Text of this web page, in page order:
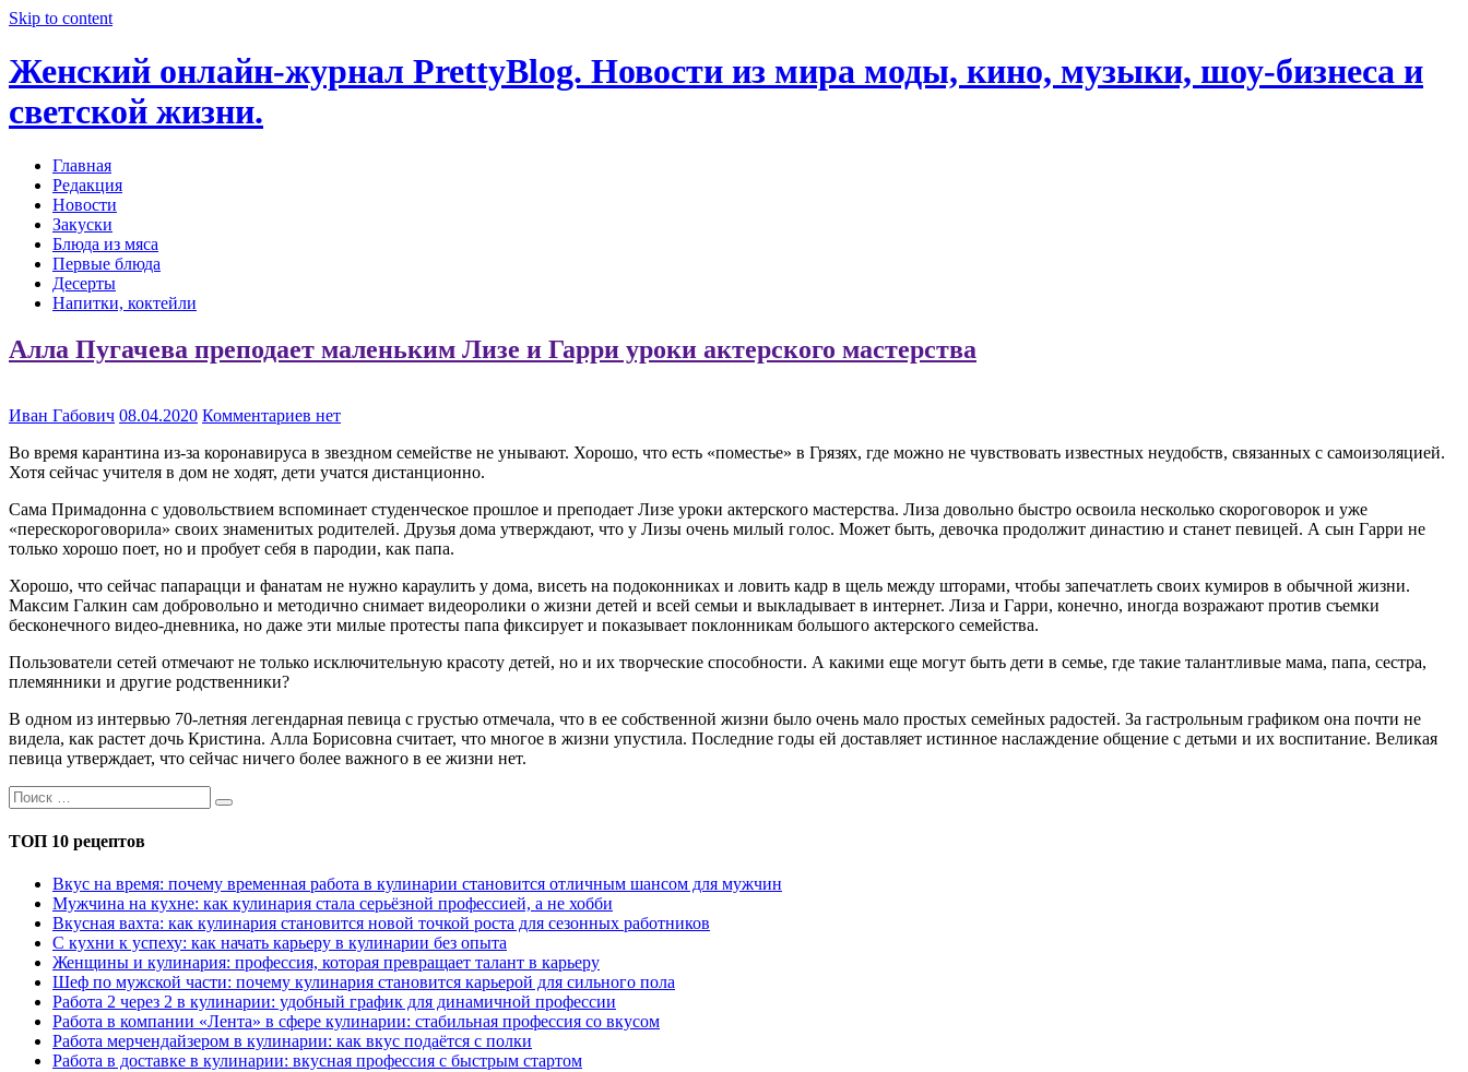
Skip to content
Женский онлайн-журнал PrettyBlog. Новости из мира моды, кино, музыки, шоу-бизнеса и
светской жизни.
Главная
Редакция
Новости
Закуски
Блюда из мяса
Первые блюда
Десерты
Напитки, коктейли
Алла Пугачева преподает маленьким Лизе и Гарри уроки актерского мастерства
Иван Габович 08.04.2020 Комментариев нет
Во время карантина из-за коронавируса в звездном семействе не унывают. Хорошо, что есть «поместье» в Грязях, где можно не чувствовать известных неудобств, связанных с самоизоляцией.
Хотя сейчас учителя в дом не ходят, дети учатся дистанционно.
Сама Примадонна с удовольствием вспоминает студенческое прошлое и преподает Лизе уроки актерского мастерства. Лиза довольно быстро освоила несколько скороговорок и уже
«перескороговорила» своих знаменитых родителей. Друзья дома утверждают, что у Лизы очень милый голос. Может быть, девочка продолжит династию и станет певицей. А сын Гарри не
только хорошо поет, но и пробует себя в пародии, как папа.
Хорошо, что сейчас папарацци и фанатам не нужно караулить у дома, висеть на подоконниках и ловить кадр в щель между шторами, чтобы запечатлеть своих кумиров в обычной жизни.
Максим Галкин сам добровольно и методично снимает видеоролики о жизни детей и всей семьи и выкладывает в интернет. Лиза и Гарри, конечно, иногда возражают против съемки
бесконечного видео-дневника, но даже эти милые протесты папа фиксирует и показывает поклонникам большого актерского семейства.
Пользователи сетей отмечают не только исключительную красоту детей, но и их творческие способности. А какими еще могут быть дети в семье, где такие талантливые мама, папа, сестра,
племянники и другие родственники?
В одном из интервью 70-летняя легендарная певица с грустью отмечала, что в ее собственной жизни было очень мало простых семейных радостей. За гастрольным графиком она почти не
видела, как растет дочь Кристина. Алла Борисовна считает, что многое в жизни упустила. Последние годы ей доставляет истинное наслаждение общение с детьми и их воспитание. Великая
певица утверждает, что сейчас ничего более важного в ее жизни нет.
ТОП 10 рецептов
Вкус на время: почему временная работа в кулинарии становится отличным шансом для мужчин
Мужчина на кухне: как кулинария стала серьёзной профессией, а не хобби
Вкусная вахта: как кулинария становится новой точкой роста для сезонных работников
С кухни к успеху: как начать карьеру в кулинарии без опыта
Женщины и кулинария: профессия, которая превращает талант в карьеру
Шеф по мужской части: почему кулинария становится карьерой для сильного пола
Работа 2 через 2 в кулинарии: удобный график для динамичной профессии
Работа в компании «Лента» в сфере кулинарии: стабильная профессия со вкусом
Работа мерчендайзером в кулинарии: как вкус подаётся с полки
Работа в доставке в кулинарии: вкусная профессия с быстрым стартом